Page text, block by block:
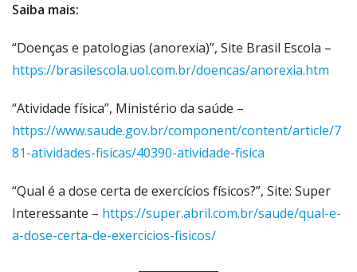
Saiba mais:
“Doenças e patologias (anorexia)”, Site Brasil Escola –
https://brasilescola.uol.com.br/doencas/anorexia.htm
“Atividade física”, Ministério da saúde –
https://www.saude.gov.br/component/content/article/7
81-atividades-fisicas/40390-atividade-fisica
“Qual é a dose certa de exercícios físicos?”, Site: Super
Interessante – https://super.abril.com.br/saude/qual-e-
a-dose-certa-de-exercicios-fisicos/